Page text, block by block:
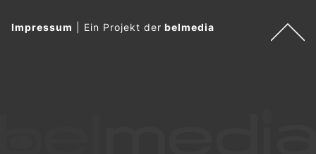
Impressum Ein Projekt derbelmedia